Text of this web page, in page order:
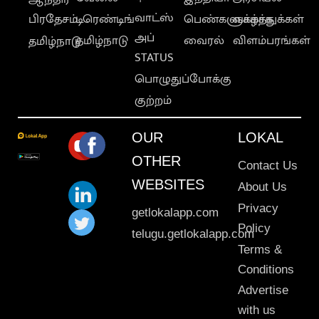
பிரதேசம்
தமிழ்நாடு
டிரெண்டிங்
தமிழ்நாடு
வாட்ஸ்
அப்
STATUS
பொழுதுப்போக்கு
குற்றம்
பெண்களுக்காக
வைரல்
வாழ்த்துக்கள்
விளம்பரங்கள்
OUR
OTHER
WEBSITES
getlokalapp.com
telugu.getlokalapp.com
LOKAL
Contact Us
About Us
Privacy
Policy
Terms &
Conditions
Advertise
with us